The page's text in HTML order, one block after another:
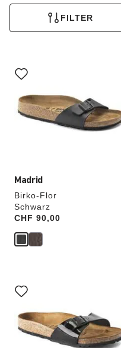
FILTER
Madrid
Birko-Flor
Schwarz
Price:
CHF 90,00
Anklicken
der
Farben
werden
die
Produktbilder
Anklicken
der
Farben
werden
die
Produktbilder